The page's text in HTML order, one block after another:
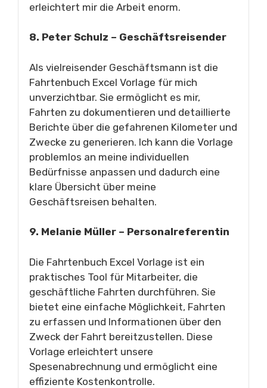
erleichtert mir die Arbeit enorm.
8. Peter Schulz – Geschäftsreisender
Als vielreisender Geschäftsmann ist die
Fahrtenbuch Excel Vorlage für mich
unverzichtbar. Sie ermöglicht es mir,
Fahrten zu dokumentieren und detaillierte
Berichte über die gefahrenen Kilometer und
Zwecke zu generieren. Ich kann die Vorlage
problemlos an meine individuellen
Bedürfnisse anpassen und dadurch eine
klare Übersicht über meine
Geschäftsreisen behalten.
9. Melanie Müller – Personalreferentin
Die Fahrtenbuch Excel Vorlage ist ein
praktisches Tool für Mitarbeiter, die
geschäftliche Fahrten durchführen. Sie
bietet eine einfache Möglichkeit, Fahrten
zu erfassen und Informationen über den
Zweck der Fahrt bereitzustellen. Diese
Vorlage erleichtert unsere
Spesenabrechnung und ermöglicht eine
effiziente Kostenkontrolle.